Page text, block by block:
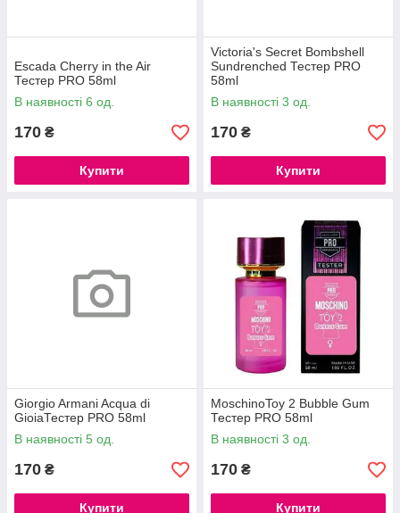
Escada Cherry in the Air
Тестер PRO 58ml
В наявності 6 од.
170 ₴
Купити
Victoria's Secret Bombshell
Sundrenched Тестер PRO
58ml
В наявності 3 од.
170 ₴
Купити
Giorgio Armani Acqua di
GioiaТестер PRO 58ml
В наявності 5 од.
170 ₴
Купити
MoschinoToy 2 Bubble Gum
Тестер PRO 58ml
В наявності 3 од.
170 ₴
Купити